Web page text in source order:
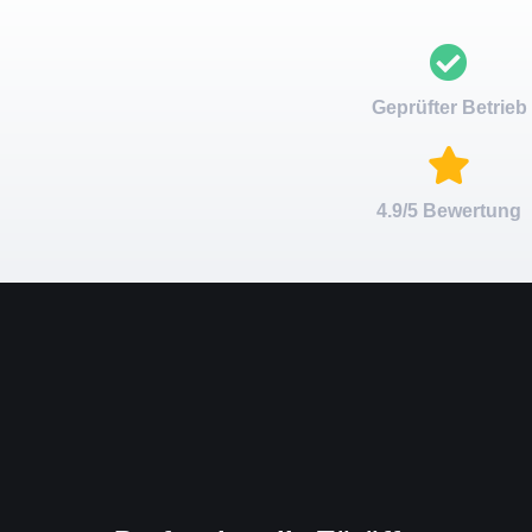
Geprüfter Betrieb
4.9/5 Bewertung